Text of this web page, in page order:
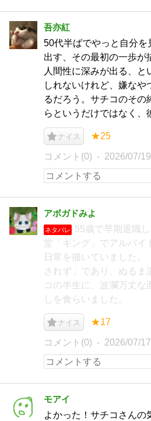
吾亦紅
50代半ばでやっと自分を
出す、その最初の一歩が
人間性に深みが出る、と
しれないけれど、嫌なや
るだろう。サチコのその
らというだけではなく、
ナイス ★25
コメント(0) 2026/07/19
アボガドみよ
ネタバレ
55歳で早期退職
堂「キング」でアルバイ
日常を描いていました。
されず」であり、ぬるま
コの半生に、波瀾万丈な
しを食らいました。
ナイス ★17
コメント(0) 2026/07/17
モアイ
よかった！サチコさんの